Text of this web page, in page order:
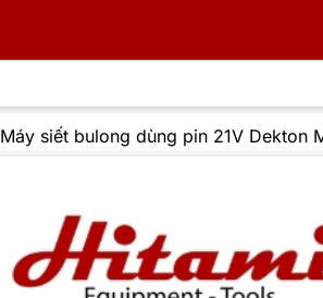
Máy siết bulong dùng pin 21V Dekton